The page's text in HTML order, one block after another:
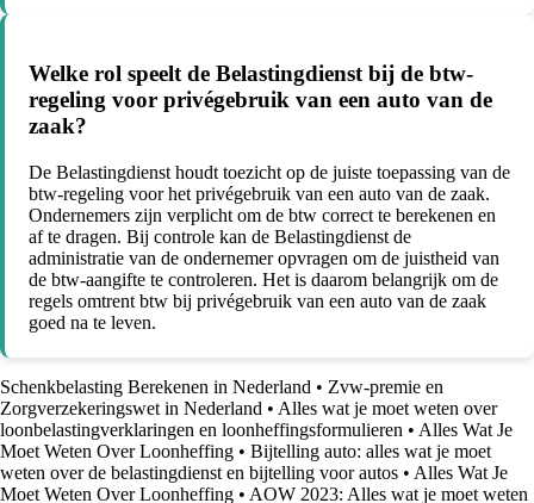
Welke rol speelt de Belastingdienst bij de btw-
regeling voor privégebruik van een auto van de
zaak?
De Belastingdienst houdt toezicht op de juiste toepassing van de
btw-regeling voor het privégebruik van een auto van de zaak.
Ondernemers zijn verplicht om de btw correct te berekenen en
af te dragen. Bij controle kan de Belastingdienst de
administratie van de ondernemer opvragen om de juistheid van
de btw-aangifte te controleren. Het is daarom belangrijk om de
regels omtrent btw bij privégebruik van een auto van de zaak
goed na te leven.
Schenkbelasting Berekenen in Nederland • Zvw-premie en
Zorgverzekeringswet in Nederland • Alles wat je moet weten over
loonbelastingverklaringen en loonheffingsformulieren • Alles Wat Je
Moet Weten Over Loonheffing • Bijtelling auto: alles wat je moet
weten over de belastingdienst en bijtelling voor autos • Alles Wat Je
Moet Weten Over Loonheffing • AOW 2023: Alles wat je moet weten